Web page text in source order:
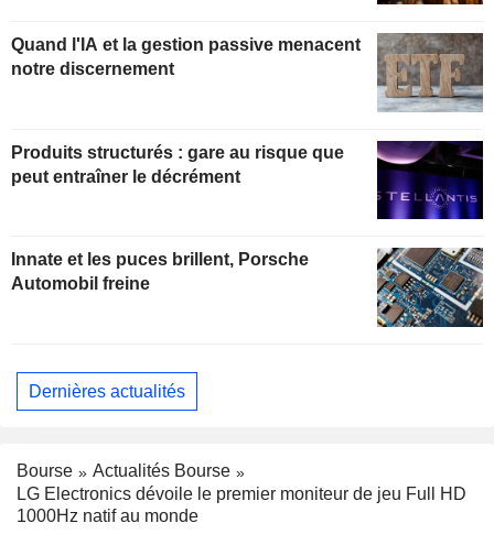
Quand l'IA et la gestion passive menacent
notre discernement
Produits structurés : gare au risque que
peut entraîner le décrément
Innate et les puces brillent, Porsche
Automobil freine
Dernières actualités
Bourse
Actualités Bourse
LG Electronics dévoile le premier moniteur de jeu Full HD
1000Hz natif au monde